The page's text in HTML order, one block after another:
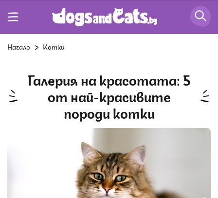
Начало Котки
Галерия на красотата: 5
от най-красивите
породи котки